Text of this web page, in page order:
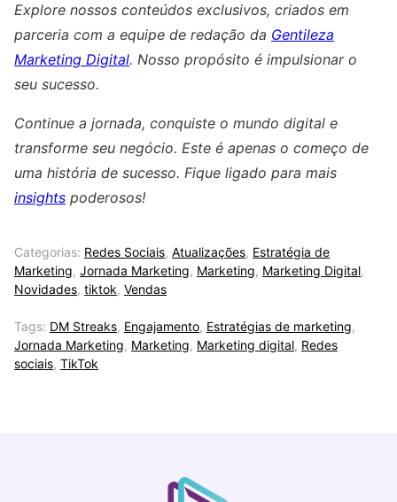
Explore nossos conteúdos exclusivos, criados em
parceria com a equipe de redação da Gentileza
Marketing Digital. Nosso propósito é impulsionar o
seu sucesso.
Continue a jornada, conquiste o mundo digital e
transforme seu negócio. Este é apenas o começo de
uma história de sucesso. Fique ligado para mais
insights poderosos!
Categorias: Redes Sociais, Atualizações, Estratégia de
Marketing, Jornada Marketing, Marketing, Marketing Digital,
Novidades, tiktok, Vendas
Tags: DM Streaks, Engajamento, Estratégias de marketing,
Jornada Marketing, Marketing, Marketing digital, Redes
sociais, TikTok